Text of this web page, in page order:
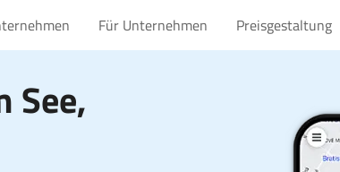
Für Unternehmen Preisgestaltung
See,